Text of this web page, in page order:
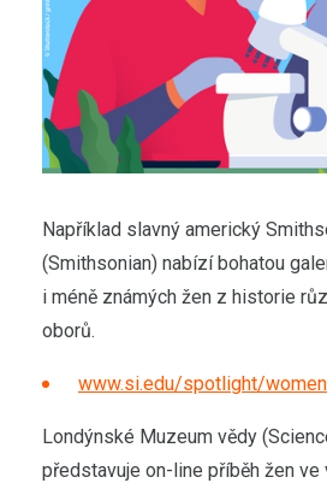
Například slavný americký
(Smithsonian) nabízí bohatou
i méně známých žen z historie
oborů.
www.si.edu/spotlight/
Londýnské Muzeum vědy
představuje on-line příběh žen